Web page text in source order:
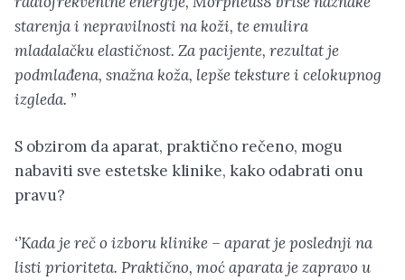
starenja i nepravilnosti na koži, te emulira
mladalačku elastičnost. Za pacijente, rezultat je
podmlađena, snažna koža, lepše teksture i celokupnog
izgleda. ’’
S obzirom da aparat, praktično rečeno, mogu
nabaviti sve estetske klinike, kako odabrati onu
pravu?
‘’Kada je reč o izboru klinike – aparat je poslednji na
listi prioriteta. Praktično, moć aparata je zapravo u